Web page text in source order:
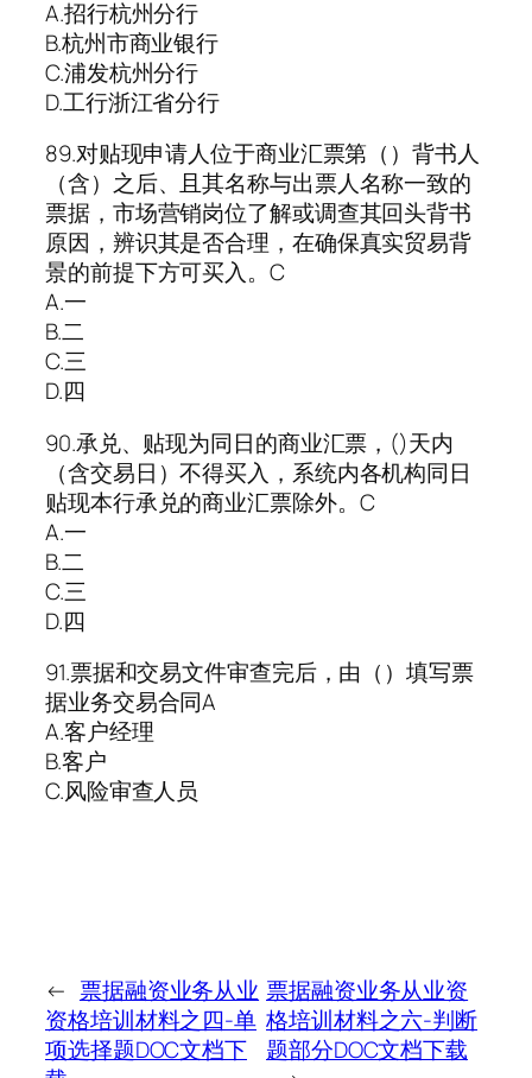
A.招行杭州分行
B.杭州市商业银行
C.浦发杭州分行
D.工行浙江省分行
89.对贴现申请人位于商业汇票第（）背书人
（含）之后、且其名称与出票人名称一致的
票据，市场营销岗位了解或调查其回头背书
原因，辨识其是否合理，在确保真实贸易背
景的前提下方可买入。C
A.一
B.二
C.三
D.四
90.承兑、贴现为同日的商业汇票，()天内
（含交易日）不得买入，系统内各机构同日
贴现本行承兑的商业汇票除外。C
A.一
B.二
C.三
D.四
91.票据和交易文件审查完后，由（）填写票
据业务交易合同A
A.客户经理
B.客户
C.风险审查人员
← 票据融资业务从业
资格培训材料之四-单
项选择题DOC文档下
票据融资业务从业资
格培训材料之六-判断
题部分DOC文档下载